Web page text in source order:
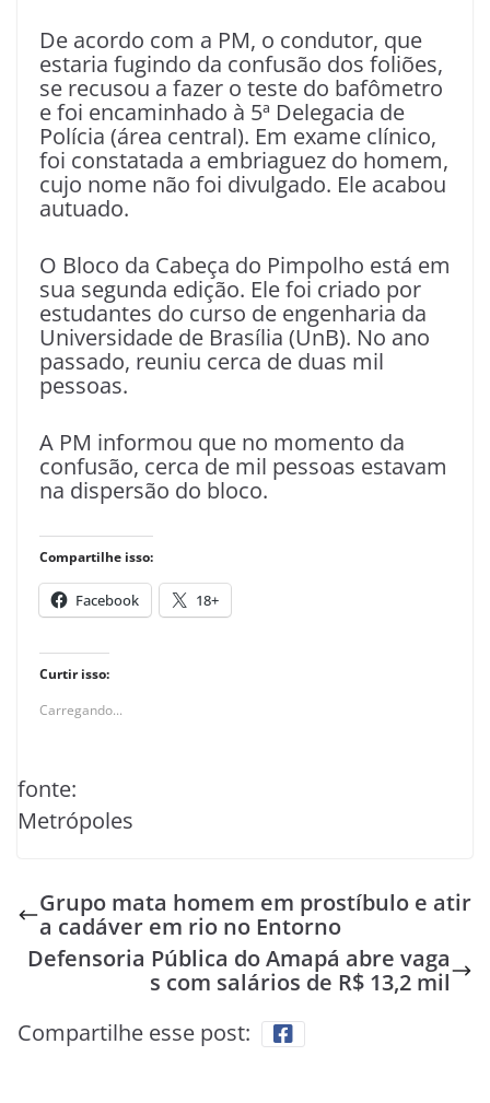
De acordo com a PM, o condutor, que
estaria fugindo da confusão dos foliões,
se recusou a fazer o teste do bafômetro
e foi encaminhado à 5ª Delegacia de
Polícia (área central). Em exame clínico,
foi constatada a embriaguez do homem,
cujo nome não foi divulgado. Ele acabou
autuado.
O Bloco da Cabeça do Pimpolho está em
sua segunda edição. Ele foi criado por
estudantes do curso de engenharia da
Universidade de Brasília (UnB). No ano
passado, reuniu cerca de duas mil
pessoas.
A PM informou que no momento da
confusão, cerca de mil pessoas estavam
na dispersão do bloco.
Compartilhe isso:
Facebook 18+
Curtir isso:
Carregando...
fonte:
Metrópoles
Grupo mata homem em prostíbulo e atir
a cadáver em rio no Entorno
Defensoria Pública do Amapá abre vaga
s com salários de R$ 13,2 mil
Compartilhe esse post: